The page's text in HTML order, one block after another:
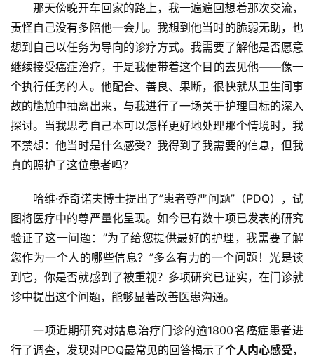
那天傍晚开车回家的路上，我一遍遍回想着那次交流，
责怪自己没有多陪他一会儿。我想到他当时的脆弱无助，也
想到自己以任务为导向的诊疗方式。我需要了解他是否愿意
继续接受癌症治疗，于是我便带着这个目的去见他——像一
个执行任务的人。他配合、善良、果断，很快就从卫生间事
故的尴尬中抽离出来，与我进行了一场关于护理目标的深入
探讨。当我思考自己本可以怎样更好地处理那个情境时，我
不禁想：他当时是什么感受？我得到了我需要的信息，但我
真的照护了这位患者吗？
哈维·乔奇诺夫博士提出了”患者尊严问题”（PDQ），试
图将医疗中的尊严量化呈现。如今已有数十项已发表的研究
验证了这一问题：”为了给您提供最好的护理，我需要了解
您作为一个人的哪些信息？”多么有力的一个问题！光是读
到它，你是否就感到了被重视？多项研究已证实，在门诊就
诊中提出这个问题，能够显著改善医患沟通。
一项近期研究对姑息治疗门诊的逾1800名癌症患者进
行了调查，发现对PDQ最常见的回答揭示了个人内心感受，